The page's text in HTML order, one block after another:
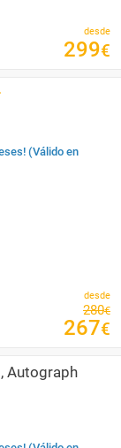
desde
299€
(Válido en
desde
280€
267€
Autograph